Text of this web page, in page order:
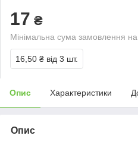
17 ₴
Мінімальна сума замовлення
16,50 ₴ від 3 шт.
Опис Характеристики
Опис